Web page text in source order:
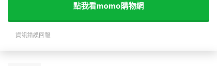
點我看momo購物網
資訊錯誤回報